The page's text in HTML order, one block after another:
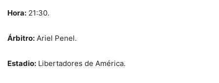
Hora: 21:30.
Árbitro: Ariel Penel.
Estadio: Libertadores de América.